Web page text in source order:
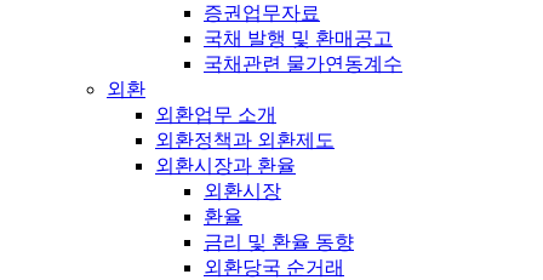
증권업무자료
국채 발행 및 환매공고
국채관련 물가연동계수
외환
외환업무 소개
외환정책과 외환제도
외환시장과 환율
외환시장
환율
금리 및 환율 동향
외환당국 순거래